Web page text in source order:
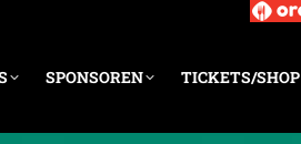
SPONSOREN TICKETS/SHOP